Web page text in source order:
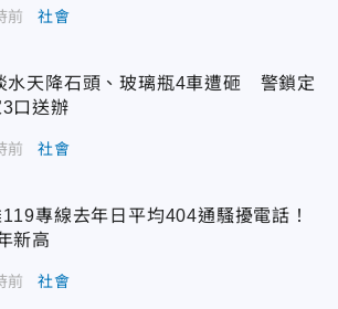
前 社會
水天降石頭、玻璃瓶4車遭砸 警鎖定
口送辦
前 社會
專線去年日平均404通騷擾電話！
新高
前 社會